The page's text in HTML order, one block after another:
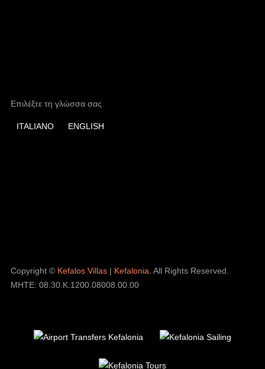
Επιλέξτε τη γλώσσα σας
ITALIANO ENGLISH
Copyright © Kefalos Villas | Kefalonia . All Rights Reserved.
MHTE: 08.30.K.1200.08008.00.00